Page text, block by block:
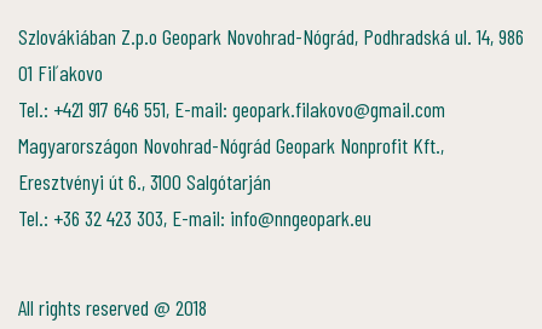
Szlovákiában Z.p.o Geopark Novohrad-Nógrád, Podhradská ul. 14, 986
01 Fiľakovo
Tel.: +421 917 646 551, E-mail: geopark.filakovo@gmail.com
Magyarországon Novohrad-Nógrád Geopark Nonprofit Kft.,
Eresztvényi út 6., 3100 Salgótarján
Tel.: +36 32 423 303, E-mail: info@nngeopark.eu
All rights reserved @ 2018